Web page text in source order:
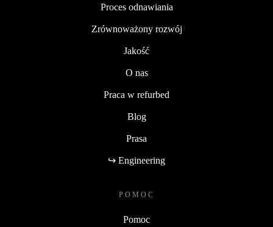
Proces odnawiania
Zrównoważony rozwój
Jakość
O nas
Praca w refurbed
Blog
Prasa
↪ Engineering
POMOC
Pomoc